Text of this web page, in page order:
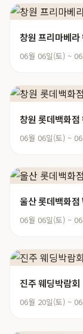
창원 프리마베라
06월 06일(토) ~
창원 롯데백화점
06월 06일(토) ~
울산 롯데백화
06월 06일(토) ~
진주 웨딩박람회
06월 20일(토) ~